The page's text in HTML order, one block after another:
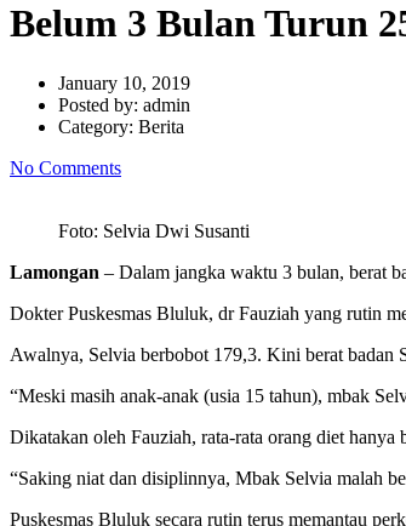
Belum 3 Bulan Turun
January 10, 2019
Posted by: admin
Category: Berita
No Comments
Foto: Selvia Dwi Susanti
Lamongan – Dalam jangka waktu 3 bulan, berat
Dokter Puskesmas Bluluk, dr Fauziah yang rutin
Awalnya, Selvia berbobot 179,3. Kini berat badan
“Meski masih anak-anak (usia 15 tahun), mbak
Dikatakan oleh Fauziah, rata-rata orang diet
“Saking niat dan disiplinnya, Mbak Selvia malah
Puskesmas Bluluk secara rutin terus memantau